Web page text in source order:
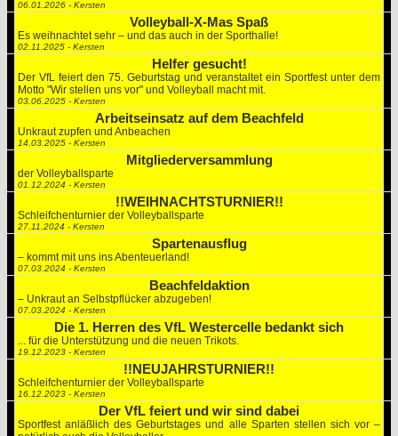
06.01.2026 - Kersten
Volleyball-X-Mas Spaß
Es weihnachtet sehr – und das auch in der Sporthalle!
02.11.2025 - Kersten
Helfer gesucht!
Der VfL feiert den 75. Geburtstag und veranstaltet ein Sportfest unter dem
Motto "Wir stellen uns vor" und Volleyball macht mit.
03.06.2025 - Kersten
Arbeitseinsatz auf dem Beachfeld
Unkraut zupfen und Anbeachen
14.03.2025 - Kersten
Mitgliederversammlung
der Volleyballsparte
01.12.2024 - Kersten
!!WEIHNACHTSTURNIER!!
Schleifchenturnier der Volleyballsparte
27.11.2024 - Kersten
Spartenausflug
– kommt mit uns ins Abenteuerland!
07.03.2024 - Kersten
Beachfeldaktion
– Unkraut an Selbstpflücker abzugeben!
07.03.2024 - Kersten
Die 1. Herren des VfL Westercelle bedankt sich
... für die Unterstützung und die neuen Trikots.
19.12.2023 - Kersten
!!NEUJAHRSTURNIER!!
Schleifchenturnier der Volleyballsparte
16.12.2023 - Kersten
Der VfL feiert und wir sind dabei
Sportfest anläßlich des Geburtstages und alle Sparten stellen sich vor –